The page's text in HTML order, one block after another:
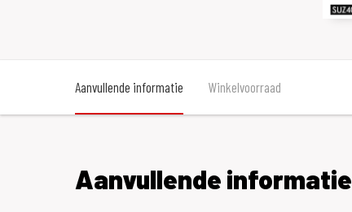
Aanvullende informatie Winkelvoorraad
Aanvullende informatie